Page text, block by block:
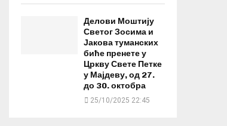
Делови Моштију
Светог Зосима и
Јакова туманских
биће пренете у
Цркву Свете Петке
у Мајдеву, од 27.
до 30. октобра
25/10/2025 22:45